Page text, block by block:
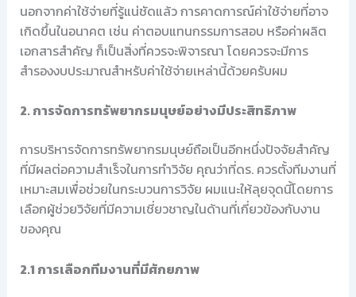
นอกจากค่าใช้จ่ายที่รู้แน่ชัดแล้ว การคาดการณ์ค่าใช้จ่ายที่อาจ
เกิดขึ้นในอนาคต เช่น ค่าตอบแทนกรรมการสอบ หรือค่าผลิต
เอกสารสำคัญ ก็เป็นสิ่งที่ควรจะพิจารณา โดยควรจะมีการ
สำรองงบประมาณสำหรับค่าใช้จ่ายเหล่านี้ด้วยครับผม
2. การจัดการทรัพยากรมนุษย์อย่างมีประสิทธิภาพ
การบริหารจัดการทรัพยากรมนุษย์ถือเป็นอีกหนึ่งปัจจัยสำคัญ
ที่มีผลต่อความสำเร็จในการทำวิจัย คุณว่าที่ดร. ควรตั้งทีมงานที่
เหมาะสมเพื่อช่วยในกระบวนการวิจัย ผมแนะให้ลุยจุดนี้โดยการ
เลือกผู้ช่วยวิจัยที่มีความเชี่ยวชาญในด้านที่เกี่ยวข้องกับงาน
ของคุณ
2.1 การเลือกทีมงานที่มีศักยภาพ